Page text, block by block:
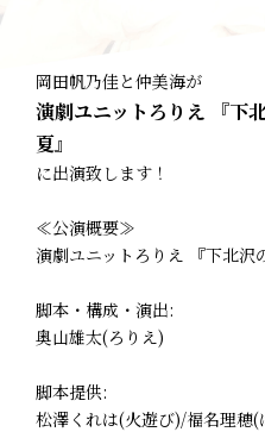
岡田帆乃佳と仲美海が
演劇ユニットろりえ 『下
夏』
に出演致します！
≪公演概要≫
演劇ユニットろりえ 『下北沢
脚本・構成・演出:
奥山雄太(ろりえ)
脚本提供:
松澤くれは(火遊び)/福名理穂